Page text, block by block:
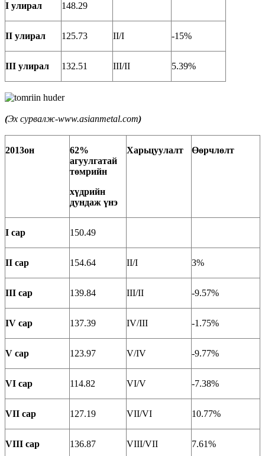
I улирал 148.29
II улирал 125.73 II/I -15%
III улирал 132.51 III/II 5.39%
(Эх сурвалж-www.asianmetal.com)
2013он
62%
агуулгатай
төмрийн
хүдрийн
дундаж үнэ
Харьцуулалт Өөрчлөлт
I сар 150.49
II сар 154.64 II/I 3%
III сар 139.84 III/II -9.57%
IV сар 137.39 IV/III -1.75%
V сар 123.97 V/IV -9.77%
VI сар 114.82 VI/V -7.38%
VII сар 127.19 VII/VI 10.77%
VIII сар 136.87 VIII/VII 7.61%